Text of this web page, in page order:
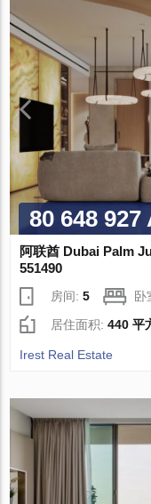
80 648 927
阿联酋 Dubai Palm
551490
房间:5
居住面积:440 平
Irest Real Estate